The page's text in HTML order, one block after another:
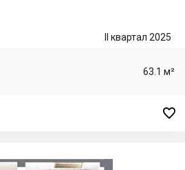
II квартал 2025
63.1 м²
